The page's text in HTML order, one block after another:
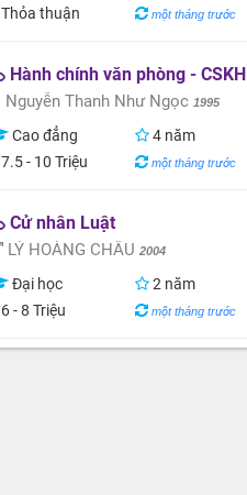
Thỏa thuận
một tháng trước
Hành chính văn phòng - CSKH
Nguyễn Thanh Như Ngọc1995
Cao đẳng
4 năm
7.5 - 10 Triệu
một tháng trước
Cử nhân Luật
LÝ HOÀNG CHÂU2004
Đại học
2 năm
6 - 8 Triệu
một tháng trước